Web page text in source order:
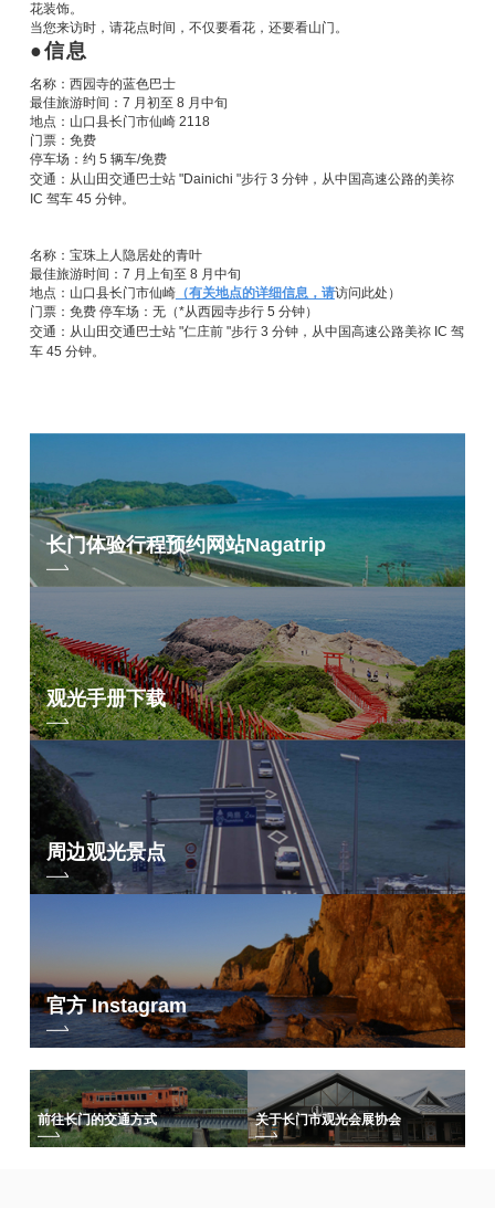
花装饰。
当您来访时，请花点时间，不仅要看花，还要看山门。
信息
名称：西园寺的蓝色巴士
最佳旅游时间：7 月初至 8 月中旬
地点：山口县长门市仙崎 2118
门票：免费
停车场：约 5 辆车/免费
交通：从山田交通巴士站 "Dainichi "步行 3 分钟， 从中国高速公路的美祢
IC 驾车 45 分钟。
名称：宝珠上人隐居处的青叶
最佳旅游时间：7 月上旬至 8 月中旬
地点：山口县长门市仙崎（有关地点的详细信息，请访问此处）
门票：免费 停车场：无（*从西园寺步行 5 分钟）
交通：从山田交通巴士站 "仁庄前 "步行 3 分钟， 从中国高速公路美祢 IC 驾
车 45 分钟。
长门体验行程预约网站Nagatrip
观光手册下载
周边观光景点
官方 Instagram
前往长门的交通方式 关于长门市观光会展协会